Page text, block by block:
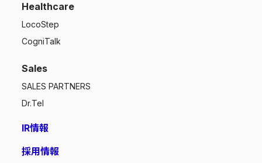
Healthcare
LocoStep
CogniTalk
Sales
SALES PARTNERS
Dr.Tel
IR情報
採用情報